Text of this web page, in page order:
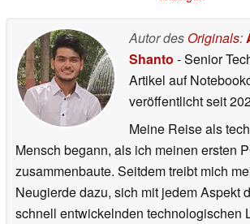
Autor des Originals:
Shanto - Senior
Artikel auf
veröffentlichtseit
Meine Reise als
Mensch begann, als ich meinen ersten
zusammenbaute. Seitdem treibt mich
Neugierde dazu, sich mit jedem Aspekt
schnell entwickelnden technologischen